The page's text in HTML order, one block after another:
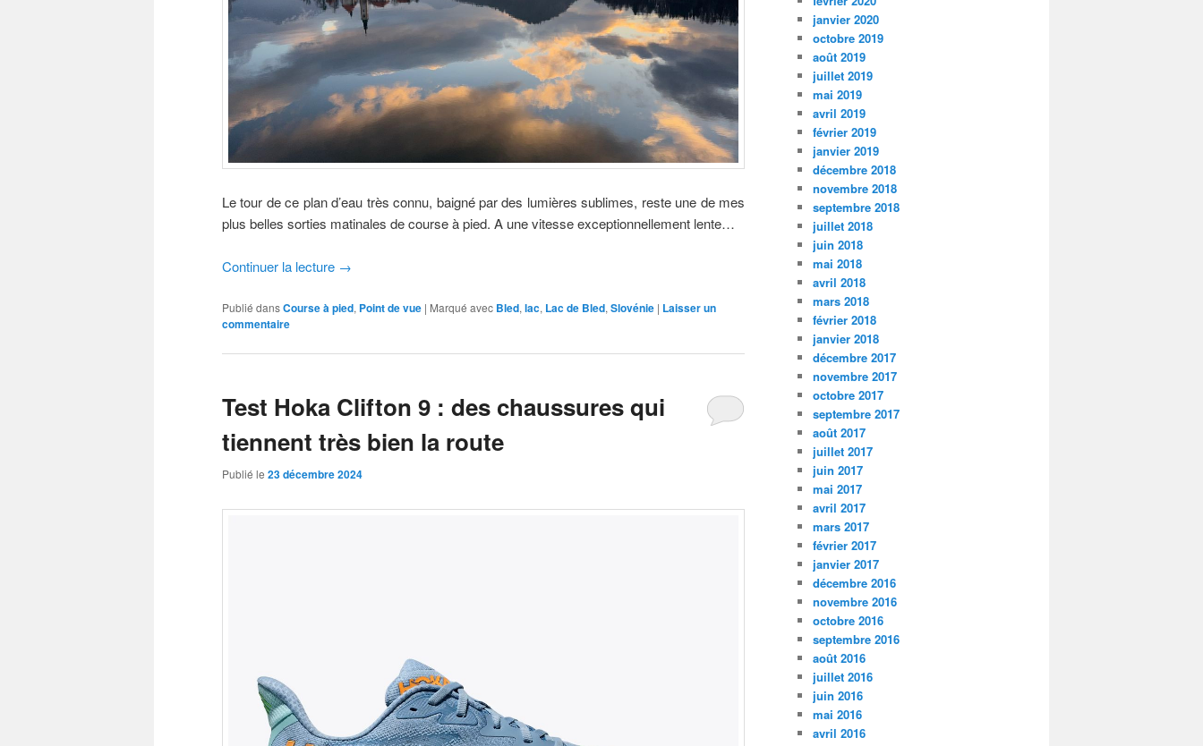
Le tour de ce plan d’eau très connu, baigné par des lumières sublimes, reste une de mes
plus belles sorties matinales de course à pied. A une vitesse exceptionnellement lente…
Continuer la lecture →
Publié dansCourse à pied, Point de vue | Marqué avec Bled, lac, Lac de Bled, Slovénie | Laisser un
commentaire
Test Hoka Clifton 9 : des chaussures qui
tiennent très bien la route
Publié le 23 décembre 2024
janvier 2020
octobre 2019
août 2019
juillet 2019
mai 2019
avril 2019
février 2019
janvier 2019
décembre 2018
novembre 2018
septembre 2018
juillet 2018
juin 2018
mai 2018
avril 2018
mars 2018
février 2018
janvier 2018
décembre 2017
novembre 2017
octobre 2017
septembre 2017
août 2017
juillet 2017
juin 2017
mai 2017
avril 2017
mars 2017
février 2017
janvier 2017
décembre 2016
novembre 2016
octobre 2016
septembre 2016
août 2016
juillet 2016
juin 2016
mai 2016
avril 2016